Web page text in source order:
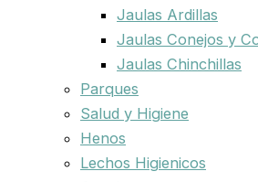
Jaulas Ardillas
Jaulas Conejos y
Jaulas Chinchillas
Parques
Salud y Higiene
Henos
Lechos Higienicos